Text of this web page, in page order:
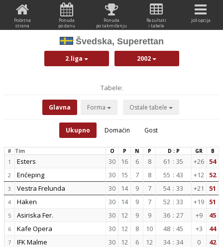
Početna
strana
Ponuda
po danu
Ponuda
po takmičenju
Rezultati
i tabele
još opcija
Švedska, Superettan
2.liga 2002
Tabele:
Glavna Forma Ostale tabele
Ukupno Domaćin Gost
# Tim O P N P D : P GR B
1 Esters 30 16 6 8 61 : 35 +26 54
2 Enćeping 30 15 7 8 55 : 43 +12 52
3 Vestra Frelunda 30 14 9 7 54 : 33 +21 51
4 Haken 30 14 9 7 52 : 33 +19 51
5 Asiriska Fer. 30 12 9 9 36 : 27 +9 45
6 Kafe Opera 30 12 8 10 48 : 45 +3 44
7 IFK Malme 30 12 6 12 34 : 34 0 42